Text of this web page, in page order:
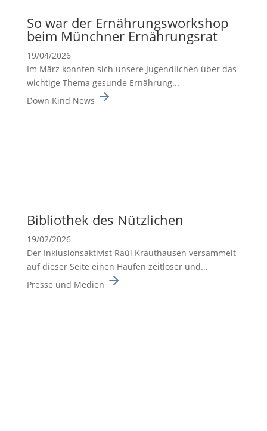
So war der Ernäh­rungs­work­shop
beim Münchner Ernäh­rungsrat
19/04/2026
Im März konnten sich unsere Jugend­li­chen über das
wichtige Thema gesunde Ernäh­rung...
Down Kind News
Biblio­thek des Nützli­chen
19/02/2026
Der Inklusionsaktivist Raúl Krauthausen versammelt
auf dieser Seite einen Haufen zeitloser und...
Presse und Medien